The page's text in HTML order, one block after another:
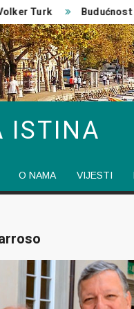
Turk Budućnost
ISTINA
O NAMA VIJESTI